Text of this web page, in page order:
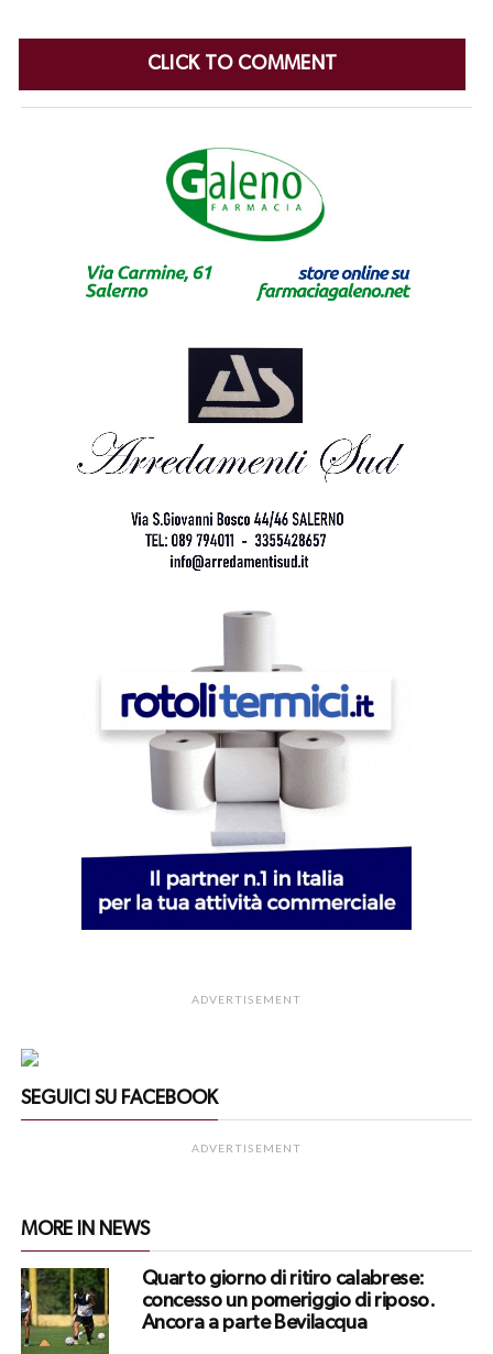
CLICK TO COMMENT
ADVERTISEMENT
SEGUICI SU FACEBOOK
ADVERTISEMENT
MORE IN NEWS
Quarto giorno di ritiro calabrese:
concesso un pomeriggio di riposo.
Ancora a parte Bevilacqua